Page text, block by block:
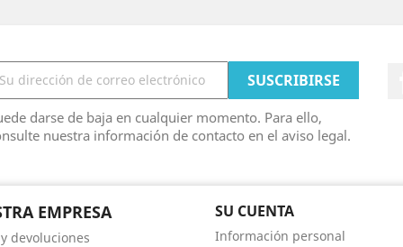
darse de baja en cualquier momento. Para ello,
nuestra información de contacto en el aviso legal.
EMPRESA
devoluciones
SU CUENTA
Información personal